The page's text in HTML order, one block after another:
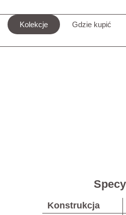
Kolekcje Gdzie kupić
Konstrukcja